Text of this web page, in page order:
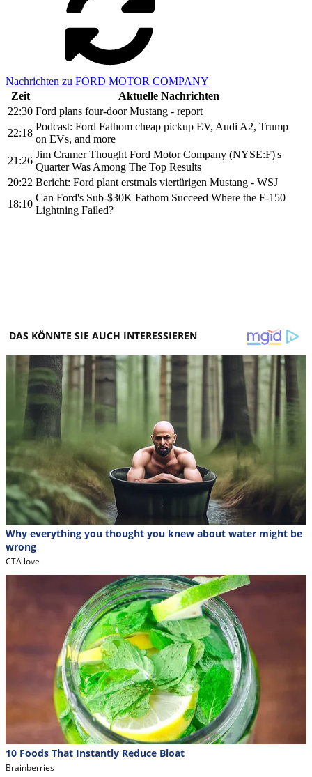
Nachrichten zu FORD MOTOR COMPANY
Zeit
Aktuelle Nachrichten
22:30 Ford plans four-door Mustang - report
22:18
Podcast: Ford Fathom cheap pickup EV, Audi A2, Trump
on EVs, and more
21:26
Jim Cramer Thought Ford Motor Company (NYSE:F)'s
Quarter Was Among The Top Results
20:22 Bericht: Ford plant erstmals viertürigen Mustang - WSJ
18:10
Can Ford's Sub-$30K Fathom Succeed Where the F-150
Lightning Failed?